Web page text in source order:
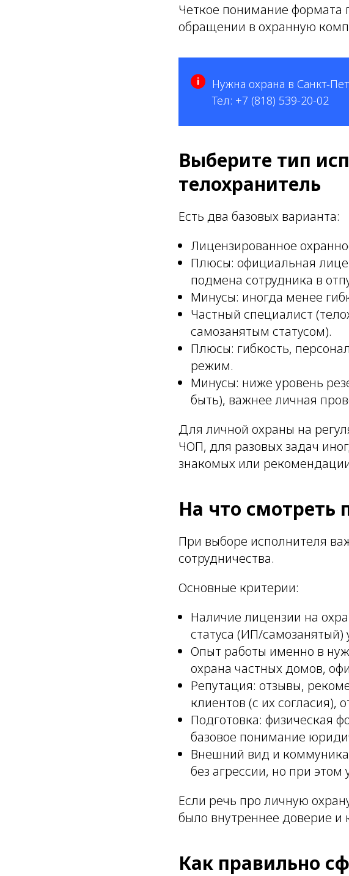
Четкое понимание формата
обращении в охранную
Нужна охрана в Санкт-
Тел: +7 (818) 539-20-02
Выберите тип
телохранитель
Есть два базовых варианта:
Лицензированное
Плюсы: официальная
подмена сотрудника в
Минусы: иногда менее
Частный специалист
самозанятым статусом).
Плюсы: гибкость,
режим.
Минусы: ниже уровень
быть), важнее личная
Для личной охраны на
ЧОП, для разовых задач
знакомых или
На что смотреть
При выборе исполнителя
сотрудничества.
Основные критерии:
Наличие лицензии на
статуса (ИП/самозанятый)
Опыт работы именно в
охрана частных домов,
Репутация: отзывы,
клиентов (с их согласия),
Подготовка: физическая
базовое понимание
Внешний вид и
без агрессии, но при этом
Если речь про личную
было внутреннее доверие
Как правильно